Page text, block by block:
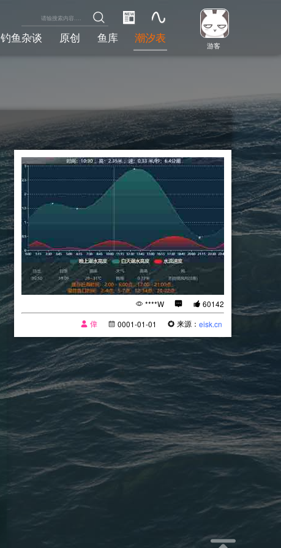
游客
钓鱼杂谈 原创 鱼库 潮汐表
****W
60142
偉
0001-01-01 来源：eisk.cn